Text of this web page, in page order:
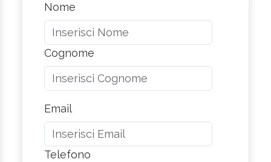
Nome
Cognome
Email
Telefono